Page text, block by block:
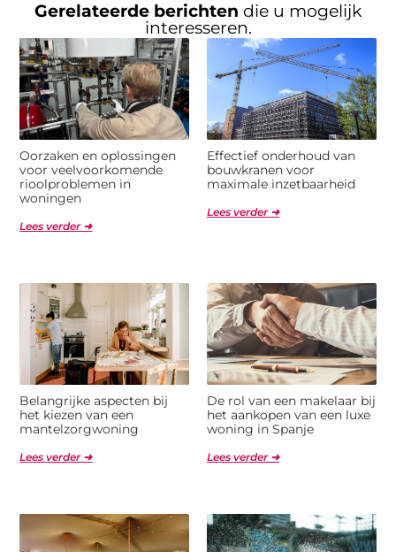
Gerelateerde berichten die u mogelijk
interesseren.
Oorzaken en oplossingen
voor veelvoorkomende
rioolproblemen in
woningen
Lees verder ➜
Effectief onderhoud van
bouwkranen voor
maximale inzetbaarheid
Lees verder ➜
Belangrijke aspecten bij
het kiezen van een
mantelzorgwoning
Lees verder ➜
De rol van een makelaar bij
het aankopen van een luxe
woning in Spanje
Lees verder ➜